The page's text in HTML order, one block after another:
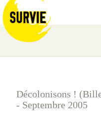
Décolonisons !
- Septembre 2005